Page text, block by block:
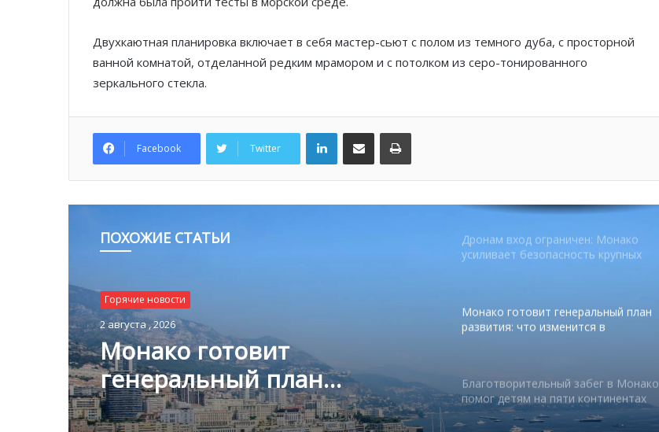
Двухкаютная планировка включает в себя мастер-сьют с полом из темного дуба, с просторной
ванной комнатой, отделанной редким мрамором и с потолком из серо-тонированного
зеркального стекла.
Facebook Twitter
LinkedInПоделиться по электронной почте Распечатать
ПОХОЖИЕ СТАТЬИ
Горячие новости
2 августа , 2026
Монако готовит
генеральный план
развития: что изменится в
партнёрство ради безопасных
летних ночей
FESTIVAL готовит вечер мирового
Дронам вход ограничен: Монако
усиливает безопасность крупных
Монако готовит генеральный план
развития: что изменится в
Благотворительный забег в Монако
помог детям на пяти континентах